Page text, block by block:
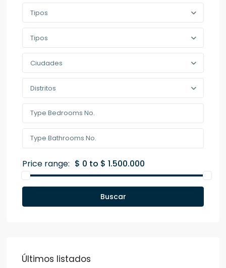
Tipos
Tipos
Ciudades
Distritos
Price range: $ 0 to $ 1.500.000
Buscar
Últimos listados